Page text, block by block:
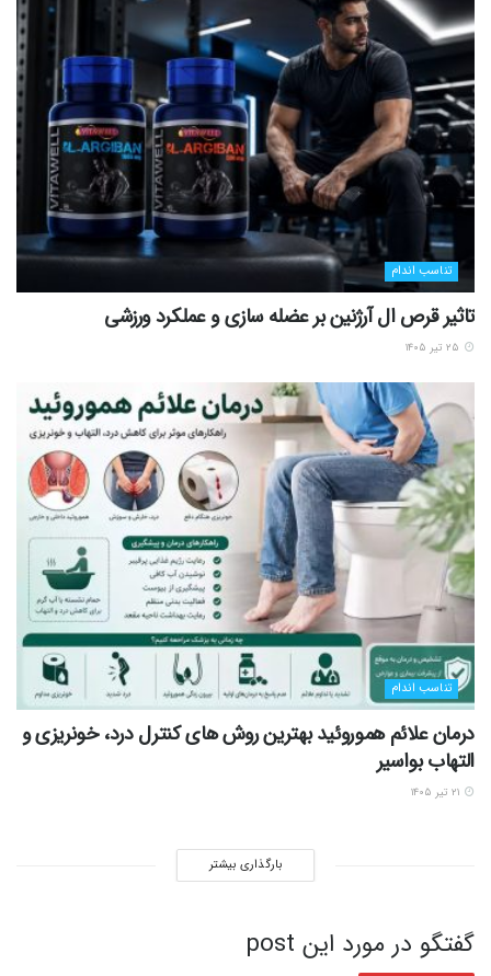
تناسب اندام
تاثیر قرص ال آرژنین بر عضله سازی و عملکرد ورزشی
تناسب اندام
درمان علائم هموروئید بهترین روش های کنترل درد، خونریزی و
التهاب بواسیر
بارگذاری بیشتر
گفتگو در مورد این post